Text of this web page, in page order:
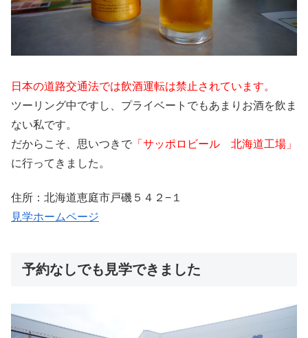
日本の道路交通法では飲酒運転は禁止されています。
ツーリング中ですし、プライベートでもあまりお酒を飲ま
ない私です。
だからこそ、思いつきで 「サッポロビール 北海道工場」
に行ってきました。
住所：北海道恵庭市戸磯５４２−１
見学ホームページ
予約なしでも見学できました